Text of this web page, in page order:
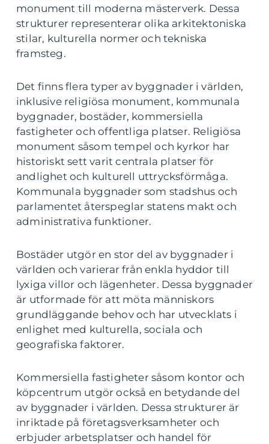
monument till moderna mästerverk. Dessa
strukturer representerar olika arkitektoniska
stilar, kulturella normer och tekniska
framsteg.
Det finns flera typer av byggnader i världen,
inklusive religiösa monument, kommunala
byggnader, bostäder, kommersiella
fastigheter och offentliga platser. Religiösa
monument såsom tempel och kyrkor har
historiskt sett varit centrala platser för
andlighet och kulturell uttrycksförmåga.
Kommunala byggnader som stadshus och
parlamentet återspeglar statens makt och
administrativa funktioner.
Bostäder utgör en stor del av byggnader i
världen och varierar från enkla hyddor till
lyxiga villor och lägenheter. Dessa byggnader
är utformade för att möta människors
grundläggande behov och har utvecklats i
enlighet med kulturella, sociala och
geografiska faktorer.
Kommersiella fastigheter såsom kontor och
köpcentrum utgör också en betydande del
av byggnader i världen. Dessa strukturer är
inriktade på företagsverksamheter och
erbjuder arbetsplatser och handel för